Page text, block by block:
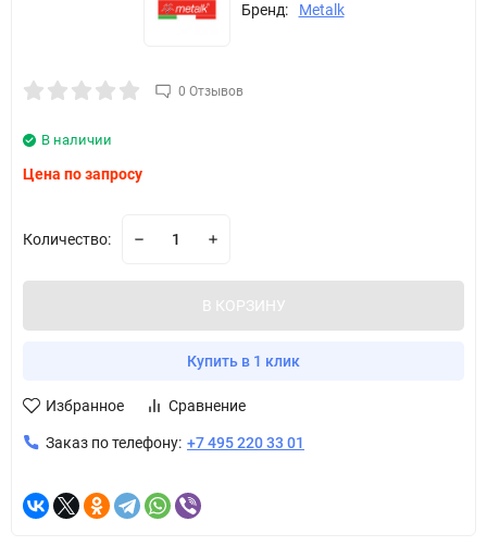
Бренд: Metalk
0 Отзывов
В наличии
Цена по запросу
Количество:
В КОРЗИНУ
Купить в 1 клик
Избранное Сравнение
Заказ по телефону: +7 495 220 33 01